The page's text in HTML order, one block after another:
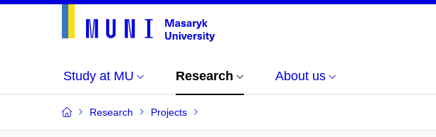
Study at MU Research About us
Research Projects